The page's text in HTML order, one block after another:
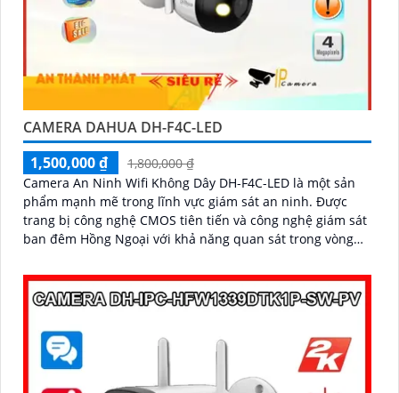
CAMERA DAHUA DH-F4C-LED
1,500,000 ₫
1,800,000 ₫
Camera An Ninh Wifi Không Dây DH-F4C-LED là một sản
phẩm mạnh mẽ trong lĩnh vực giám sát an ninh. Được
trang bị công nghệ CMOS tiên tiến và công nghệ giám sát
ban đêm Hồng Ngoại với khả năng quan sát trong vòng